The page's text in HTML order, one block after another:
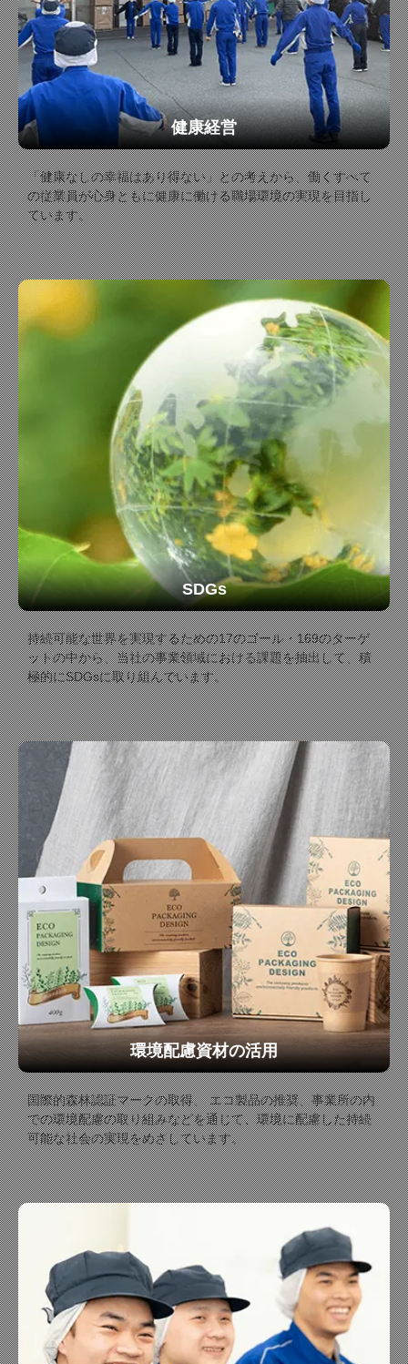
健康経営
「健康なしの幸福はあり得ない」との考えから、働くすべて
の従業員が心身ともに健康に働ける職場環境の実現を目指し
ています。
SDGs
持続可能な世界を実現するための17のゴール・169のターゲ
ットの中から、当社の事業領域における課題を抽出して、積
極的にSDGsに取り組んでいます。
環境配慮資材の活用
国際的森林認証マークの取得、 エコ製品の推奨、事業所の内
での環境配慮の取り組みなどを通じて、環境に配慮した持続
可能な社会の実現をめざしています。